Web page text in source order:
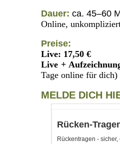
Dauer: ca. 45–60
Online,
Preise:
Live: 17,50 €
Live +
Tage online für dich)
MELDE DICH